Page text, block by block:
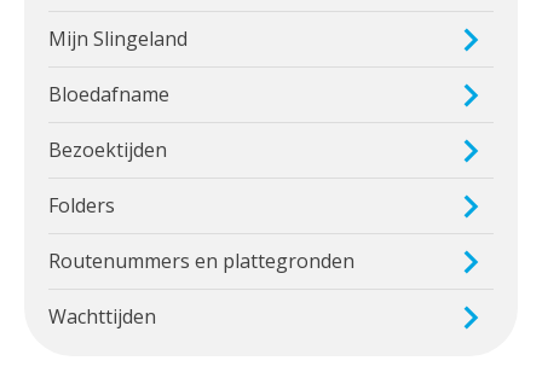
Mijn Slingeland
Bloedafname
Bezoektijden
Folders
Routenummers en plattegronden
Wachttijden